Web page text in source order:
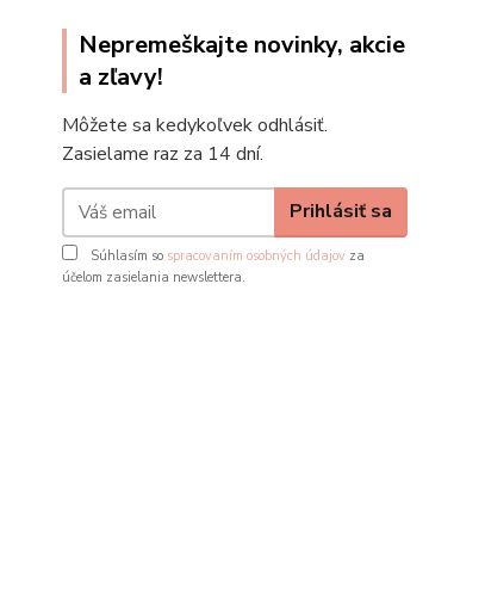
Nepremeškajte novinky, akcie
a zľavy!
Môžete sa kedykoľvek odhlásiť.
Zasielame raz za 14 dní.
Prihlásiť sa
Súhlasím so spracovaním osobných údajov za
účelom zasielania newslettera.